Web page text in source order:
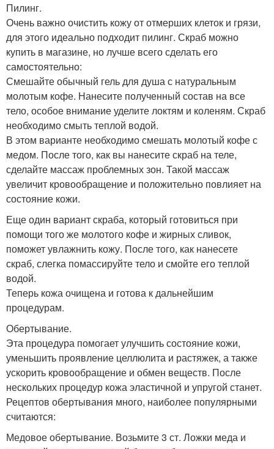
Пилинг.
Очень важно очистить кожу от отмерших клеток и грязи,
для этого идеально подходит пилинг. Скраб можно
купить в магазине, но лучше всего сделать его
самостоятельно:
Смешайте обычный гель для душа с натуральным
молотым кофе. Нанесите полученный состав на все
тело, особое внимание уделите локтям и коленям. Скраб
необходимо смыть теплой водой.
В этом варианте необходимо смешать молотый кофе с
медом. После того, как вы нанесите скраб на теле,
сделайте массаж проблемных зон. Такой массаж
увеличит кровообращение и положительно повлияет на
состояние кожи.
Еще один вариант скраба, который готовиться при
помощи того же молотого кофе и жирных сливок,
поможет увлажнить кожу. После того, как нанесете
скраб, слегка помассируйте тело и смойте его теплой
водой.
Теперь кожа очищена и готова к дальнейшим
процедурам.
Обертывание.
Эта процедура помогает улучшить состояние кожи,
уменьшить проявление целлюлита и растяжек, а также
ускорить кровообращение и обмен веществ. После
нескольких процедур кожа эластичной и упругой станет.
Рецептов обертывания много, наиболее популярными
считаются:
Медовое обертывание. Возьмите 3 ст. Ложки меда и